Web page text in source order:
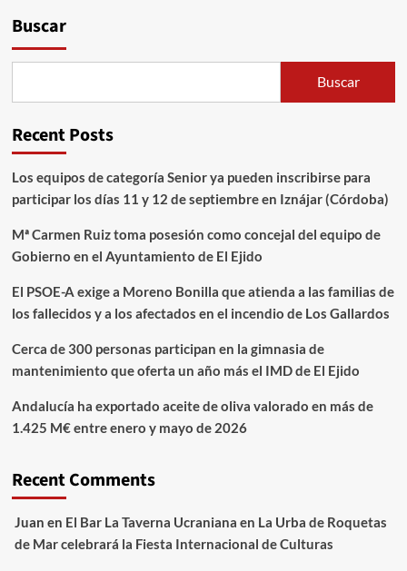
Buscar
Buscar
Recent Posts
Los equipos de categoría Senior ya pueden inscribirse para
participar los días 11 y 12 de septiembre en Iznájar (Córdoba)
Mª Carmen Ruiz toma posesión como concejal del equipo de
Gobierno en el Ayuntamiento de El Ejido
El PSOE-A exige a Moreno Bonilla que atienda a las familias de
los fallecidos y a los afectados en el incendio de Los Gallardos
Cerca de 300 personas participan en la gimnasia de
mantenimiento que oferta un año más el IMD de El Ejido
Andalucía ha exportado aceite de oliva valorado en más de
1.425 M€ entre enero y mayo de 2026
Recent Comments
Juan en El Bar La Taverna Ucraniana en La Urba de Roquetas
de Mar celebrará la Fiesta Internacional de Culturas